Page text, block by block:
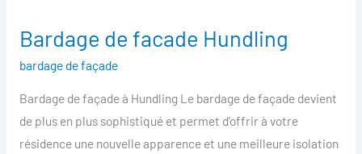
Bardage de facade Hundling
bardage de façade
Bardage de façade à Hundling Le bardage de façade devient
de plus en plus sophistiqué et permet d’offrir à votre
résidence une nouvelle apparence et une meilleure isolation
Bardage
Hundling